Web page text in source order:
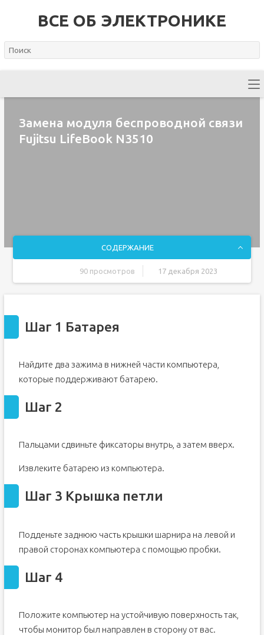
ВСЕ ОБ ЭЛЕКТРОНИКЕ
Замена модуля беспроводной связи
Fujitsu LifeBook N3510
СОДЕРЖАНИЕ
90 просмотров 17 декабря 2023
Шаг 3 Крышка петли
Шаг 8 Клавиатура
Шаг 12
Шаг 16
Шаг 17
Шаг 18 Верхняя крышка подставки для ладоней
Шаг 1 Батарея
Найдите два зажима в нижней части компьютера,
которые поддерживают батарею.
Шаг 2
Пальцами сдвиньте фиксаторы внутрь, а затем вверх.
Извлеките батарею из компьютера.
Шаг 3 Крышка петли
Подденьте заднюю часть крышки шарнира на левой и
правой сторонах компьютера с помощью пробки.
Шаг 4
Положите компьютер на устойчивую поверхность так,
чтобы монитор был направлен в сторону от вас.